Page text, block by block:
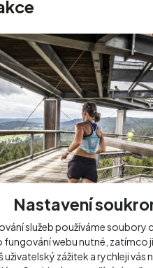
Nastavení
služeb používáme soubory
fungování webu nutné, zatímco
uživatelský zážitek a rychleji vás